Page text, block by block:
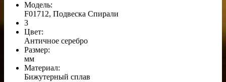
Модель:
F01712, Подвеска Спирали
3
Цвет:
Античное серебро
Размер:
мм
Материал:
Бижутерный сплав